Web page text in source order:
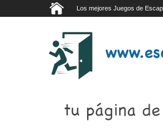
Los mejores Juegos de